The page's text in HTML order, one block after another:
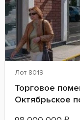
Лот 8019
Торговое
Октябрьское